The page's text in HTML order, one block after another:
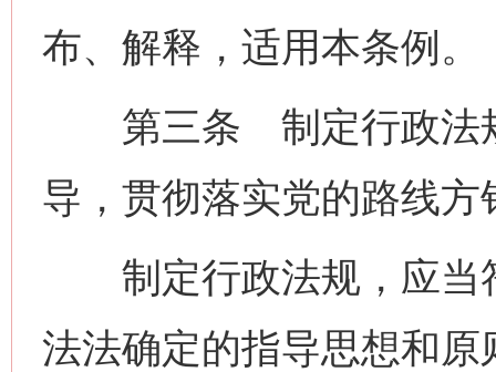
布、解释，适用本条例。
第三条 制定行政法规
导，贯彻落实党的路线
制定行政法规，应当
法法确定的指导思想和原